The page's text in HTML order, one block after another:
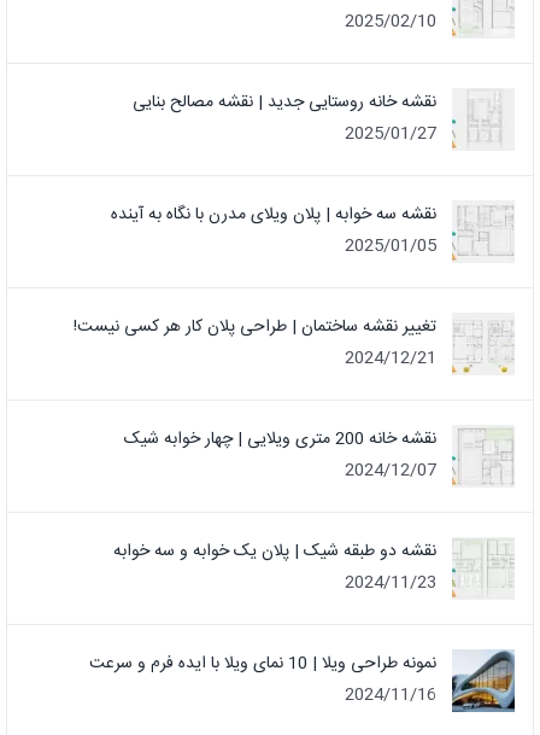
2025/02/10
نقشه خانه روستایی جدید | نقشه مصالح بنایی
2025/01/27
نقشه سه خوابه | پلان ویلای مدرن با نگاه به آینده
2025/01/05
تغییر نقشه ساختمان | طراحی پلان کار هر کسی نیست!
2024/12/21
نقشه خانه 200 متری ویلایی | چهار خوابه شیک
2024/12/07
نقشه دو طبقه شیک | پلان یک خوابه و سه خوابه
2024/11/23
نمونه طراحی ویلا | 10 نمای ویلا با ایده فرم و سرعت
2024/11/16